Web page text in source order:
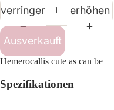
verringern
erhöhen
Ausverkauft
Hemerocallis cute as can be
Spezifikationen